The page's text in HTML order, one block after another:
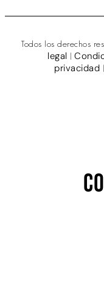
Todos los derechos
legal |
privacidad |